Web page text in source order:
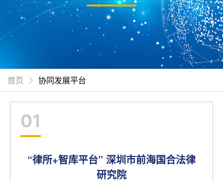
首页 协同发展平台
01
“律所+智库平台” 深圳市前海国合法律
研究院